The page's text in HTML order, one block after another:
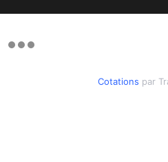
Cotations par